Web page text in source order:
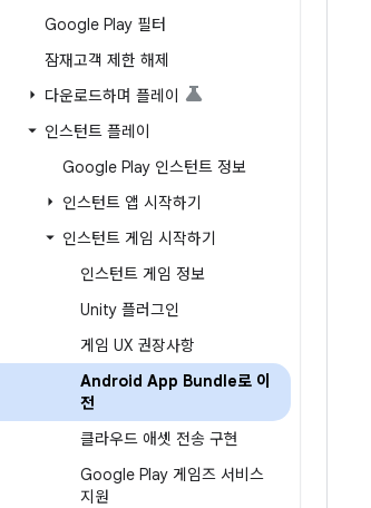
Google Play 필터
잠재고객 제한 해제
다운로드하며 플레이
인스턴트 플레이
Google Play 인스턴트 정보
인스턴트 앱 시작하기
인스턴트 게임 시작하기
인스턴트 게임 정보
Unity 플러그인
게임 UX 권장사항
Android App Bundle로 이
전
클라우드 애셋 전송 구현
Google Play 게임즈 서비스
지원